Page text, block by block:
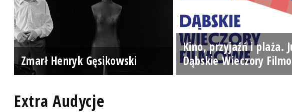
Zmarł Henryk Gęsikowski
Kino, przyjaźń i plaża.
Dąbskie Wieczory
Extra Audycje